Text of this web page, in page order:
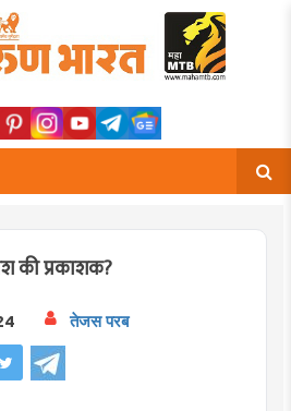
की प्रकाशक?
तेजस परब